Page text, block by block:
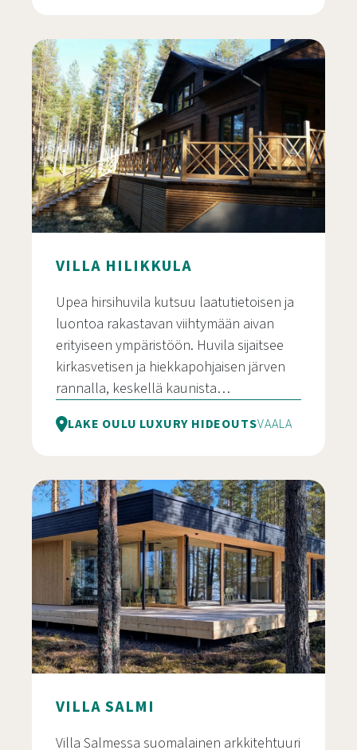
VILLA HILIKKULA
Upea hirsihuvila kutsuu laatutietoisen ja
luontoa rakastavan viihtymään aivan
erityiseen ympäristöön. Huvila sijaitsee
kirkasvetisen ja hiekkapohjaisen järven
rannalla, keskellä kaunista…
LAKE OULU LUXURY HIDEOUTSVAALA
VILLA SALMI
Villa Salmessa suomalainen arkkitehtuuri